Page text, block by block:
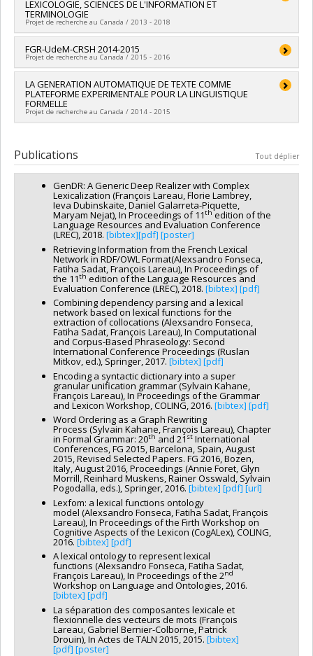
de soutien à la recherche COVID-19
Sources de financement :FRQSC/Fonds de recherche du
Québec - Société et culture (FQRSC)
Programmes de subvention :PV113813-(NP) Soutien à la
recherche pour la relève professorale
LEXICOLOGIE, SCIENCES DE L'INFORMATION ET
TERMINOLOGIE
Projet de recherche au Canada / 2013 - 2018
Chercheur principal : Marie-Claude L'Homme
Co-chercheurs :Lyne Da Sylva,Pascale Lefrançois
Drouin,Igor Mel’čuk,Dominic Anctil,François Lareau,Aline
Francoeur
Sources de financement :FRQSC/Fonds de recherche du
Québec - Société et culture (FQRSC)
Programmes de subvention :PVXXXXXX-(SE) Programme
: Renouvellement
FGR-UdeM-CRSH 2014-2015
Projet de recherche au Canada / 2015 - 2016
Chercheur principal :François Lareau
Sources de financement :CRSH/Conseil de recherches en
sciences humaines du Canada
Programmes de subvention :PVXXXXXX-FGR – Subvention de
LA GENERATION AUTOMATIQUE DE TEXTE COMME
PLATEFORME EXPERIMENTALE POUR LA LINGUISTIQUE
FORMELLE
Projet de recherche au Canada / 2014 - 2015
Sources de financement :
CRSH/Conseil de recherches en
sciences humaines du Canada
Programmes de subvention :PVX20020-Subvention
institutionnelle du CRSH - Subventions d'exploration
Publications Tout déplier
GenDR: A Generic Deep Realizer with Complex
Lexicalization (François Lareau, Florie Lambrey,
Ieva Dubinskaite, Daniel Galarreta-Piquette,
Maryam Nejat), In Proceedings of 11thedition of the
Language Resources and Evaluation Conference
(LREC), 2018. [bibtex][pdf] [poster]
Retrieving Information from the French Lexical
Network in RDF/OWL Format(Alexsandro Fonseca,
Fatiha Sadat, François Lareau), In Proceedings of
the 11th edition of the Language Resources and
Evaluation Conference (LREC), 2018. [bibtex] [pdf]
Combining dependency parsing and a lexical
network based on lexical functions for the
extraction of collocations (Alexsandro Fonseca,
Fatiha Sadat, François Lareau), In Computational
and Corpus-Based Phraseology: Second
International Conference Proceedings (Ruslan
Mitkov, ed.), Springer, 2017. [bibtex] [pdf]
Encoding a syntactic dictionary into a super
granular unification grammar (Sylvain Kahane,
François Lareau), In Proceedings of the Grammar
and Lexicon Workshop, COLING, 2016. [bibtex] [pdf]
Word Ordering as a Graph Rewriting
Process (Sylvain Kahane, François Lareau), Chapter
in Formal Grammar: 20th and 21 st International
Conferences, FG 2015, Barcelona, Spain, August
2015, Revised Selected Papers. FG 2016, Bozen,
Italy, August 2016, Proceedings (Annie Foret, Glyn
Morrill, Reinhard Muskens, Rainer Osswald, Sylvain
Pogodalla, eds.), Springer, 2016. [bibtex] [pdf] [url]
Lexfom: a lexical functions ontology
model (Alexsandro Fonseca, Fatiha Sadat, François
Lareau), In Proceedings of the Firth Workshop on
Cognitive Aspects of the Lexicon (CogALex), COLING,
2016. [bibtex] [pdf]
A lexical ontology to represent lexical
functions (Alexsandro Fonseca, Fatiha Sadat,
François Lareau), In Proceedings of the 2nd
Workshop on Language and Ontologies, 2016.
[bibtex] [pdf]
La séparation des composantes lexicale et
flexionnelle des vecteurs de mots (François
Lareau, Gabriel Bernier-Colborne, Patrick
Drouin), In Actes de TALN 2015, 2015. [bibtex]
[pdf] [poster]